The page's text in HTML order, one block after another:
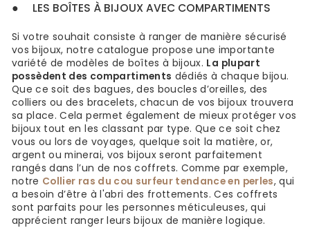
● LES BOÎTES À BIJOUX AVEC COMPARTIMENTS
Si votre souhait consiste à ranger de manière sécurisé
vos bijoux, notre catalogue propose une importante
variété de modèles de boîtes à bijoux. La plupart
possèdent des compartiments dédiés à chaque bijou.
Que ce soit des bagues, des boucles d’oreilles, des
colliers ou des bracelets, chacun de vos bijoux trouvera
sa place. Cela permet également de mieux protéger vos
bijoux tout en les classant par type. Que ce soit chez
vous ou lors de voyages, quelque soit la matière, or,
argent ou minerai, vos bijoux seront parfaitement
rangés dans l’un de nos coffrets. Comme par exemple,
notre Collier ras du cou surfeur tendance en perles, qui
a besoin d’être à l'abri des frottements. Ces coffrets
sont parfaits pour les personnes méticuleuses, qui
apprécient ranger leurs bijoux de manière logique.